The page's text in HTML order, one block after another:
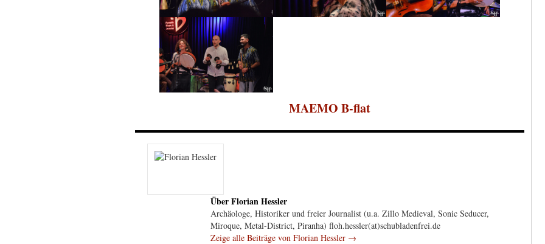
MAEMO B-flat
Über Florian Hessler
Archäologe, Historiker und freier Journalist (u.a. Zillo Medieval, Sonic Seducer,
Miroque, Metal-District, Piranha) floh.hessler(at)schubladenfrei.de
Zeige alle Beiträge von Florian Hessler →